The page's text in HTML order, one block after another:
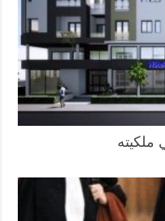
ملكيته